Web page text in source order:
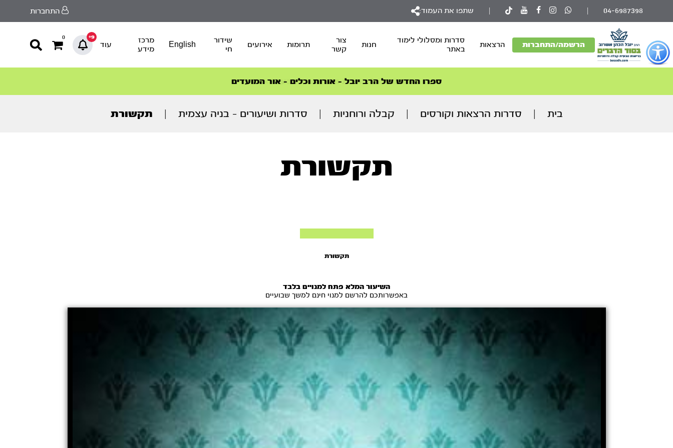
כפתור
לפתיחת
תפריט
נגישות
04-6987398 שתפו את העמוד: התחברות
הרשמה/התחברות הרצאות
סדרות ומסלולי לימוד
באתר
חנות
צור
קשר
תרומות אירועים
שידור
חי
English
מרכז
מידע
עוד
9+
0
סדרות הפודקאסטים
הסדרה המובילה החודש – דרך המלך
ספרו החדש של הרב יובל – אורות וכלים – אור המועדים
הצטרפו למהפכת הבריאות הטבעית >
סדרות הפודקאסטים
הסדרה המובילה החודש – דרך המלך
בית סדרות הרצאות וקורסים קבלה ורוחניות סדרות ושיעורים - בניה עצמית תקשורת
תקשורת
תקשורת
השיעור המלא פתח למנויים בלבד
באפשרותכם להרשם למנוי חינם למשך שבועיים